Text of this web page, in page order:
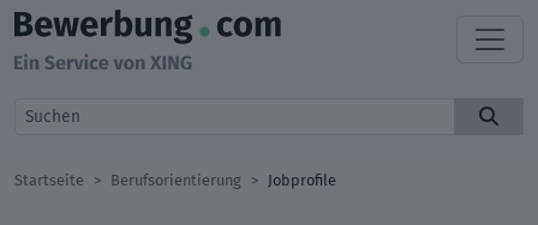
Startseite Berufsorientierung Jobprofile